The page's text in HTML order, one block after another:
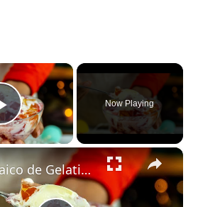
×
Play Video
Now Playing
×
Mosaico de Gelatina: Receita Fácil, Cremosa e Colorida